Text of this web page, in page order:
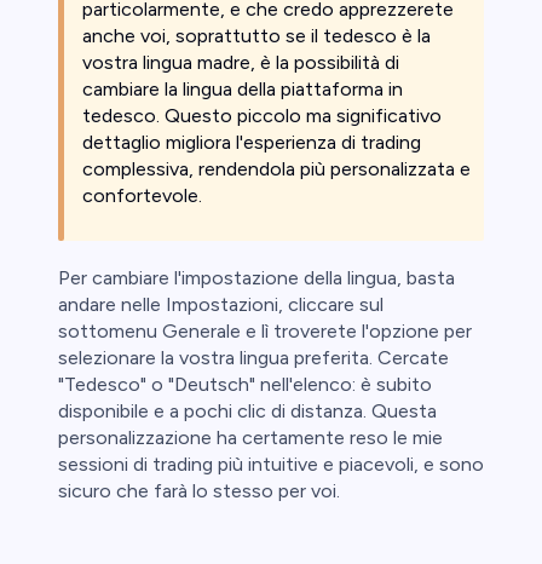
particolarmente, e che credo apprezzerete
anche voi, soprattutto se il tedesco è la
vostra lingua madre, è la possibilità di
cambiare la lingua della piattaforma in
tedesco. Questo piccolo ma significativo
dettaglio migliora l'esperienza di trading
complessiva, rendendola più personalizzata e
confortevole.
Per cambiare l'impostazione della lingua, basta
andare nelle Impostazioni, cliccare sul
sottomenu Generale e lì troverete l'opzione per
selezionare la vostra lingua preferita. Cercate
"Tedesco" o "Deutsch" nell'elenco: è subito
disponibile e a pochi clic di distanza. Questa
personalizzazione ha certamente reso le mie
sessioni di trading più intuitive e piacevoli, e sono
sicuro che farà lo stesso per voi.